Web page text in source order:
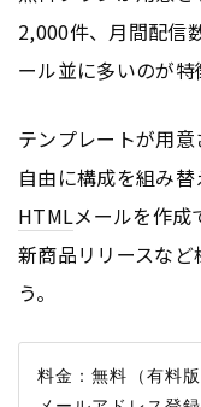
2,000件、月間配信
ール並に多いのが特
テンプレートが用
自由に構成を組み
HTMLメールを作成
新商品リリースな
う。
料金：無料（有料版